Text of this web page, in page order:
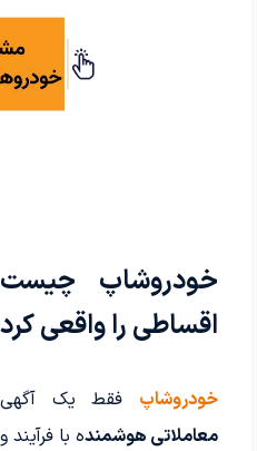
خودروشاپ
اقساطی را واقعی
خودروشاپ فقط یک
معاملاتی هوشمنده با